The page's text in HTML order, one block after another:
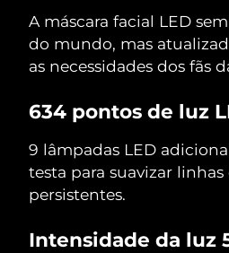
A máscara facial LED
do mundo, mas
as necessidades dos fãs
634 pontos de luz
9 lâmpadas LED
testa para suavizar linhas
persistentes.
Intensidade da luz